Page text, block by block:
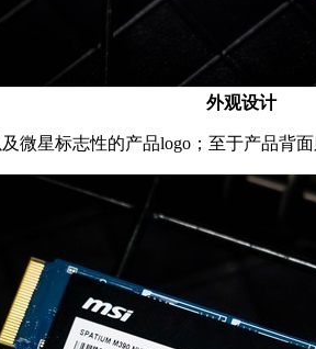
外观设计
微星标志性的产品logo；至于产品背